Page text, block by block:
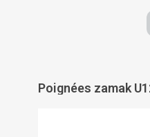
Poignées zamak